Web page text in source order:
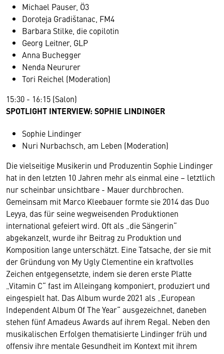
Michael Pauser, Ö3
Doroteja Gradištanac, FM4
Barbara Stilke, die copilotin
Georg Leitner, GLP
Anna Buchegger
Nenda Neururer
Tori Reichel (Moderation)
15:30 - 16:15 (Salon)
SPOTLIGHT INTERVIEW: SOPHIE LINDINGER
Sophie Lindinger
Nuri Nurbachsch, am Leben (Moderation)
Die vielseitige Musikerin und Produzentin Sophie Lindinger
hat in den letzten 10 Jahren mehr als einmal eine – letztlich
nur scheinbar unsichtbare - Mauer durchbrochen.
Gemeinsam mit Marco Kleebauer formte sie 2014 das Duo
Leyya, das für seine wegweisenden Produktionen
international gefeiert wird. Oft als „die Sängerin“
abgekanzelt, wurde ihr Beitrag zu Produktion und
Komposition lange unterschätzt. Eine Tatsache, der sie mit
der Gründung von My Ugly Clementine ein kraftvolles
Zeichen entgegensetzte, indem sie deren erste Platte
„Vitamin C“ fast im Alleingang komponiert, produziert und
eingespielt hat. Das Album wurde 2021 als „European
Independent Album Of The Year“ ausgezeichnet, daneben
stehen fünf Amadeus Awards auf ihrem Regal. Neben den
musikalischen Erfolgen thematisierte Lindinger früh und
offensiv ihre mentale Gesundheit im Kontext mit ihrem